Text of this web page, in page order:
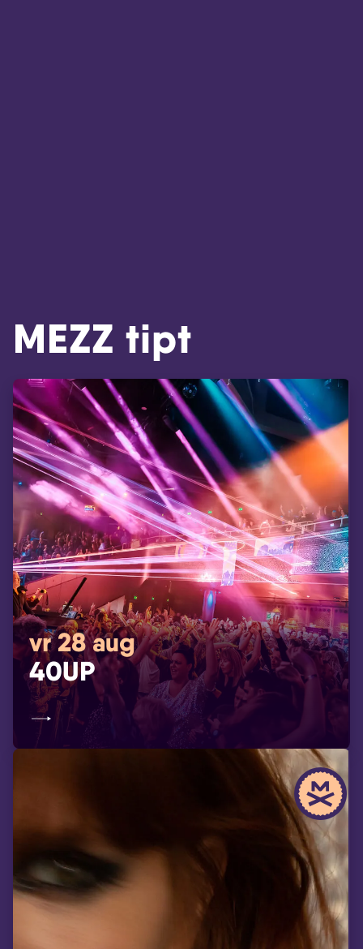
MEZZ tipt
vr 28 aug
40UP